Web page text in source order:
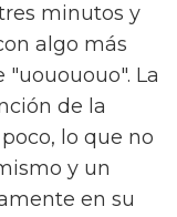
minutos y
algo más
La
de la
lo que no
y un
en su